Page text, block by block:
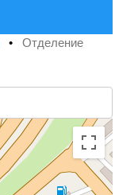
• Отделение